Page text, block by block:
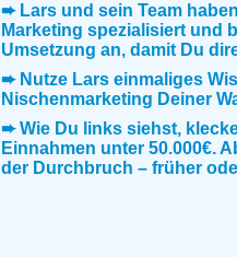
➨ Lars und sein Team
Marketing spezialisiert und
Umsetzung an, damit Du
➨ Nutze Lars einmaliges
Nischenmarketing Deiner
➨ Wie Du links siehst,
Einnahmen unter 50.000€.
der Durchbruch – früher